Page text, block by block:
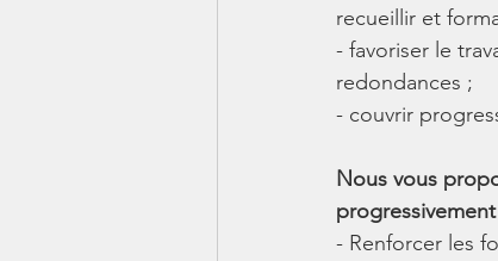
recueillir et
- favoriser le
redondances ;
- couvrir
Nous vous
- Renforcer les